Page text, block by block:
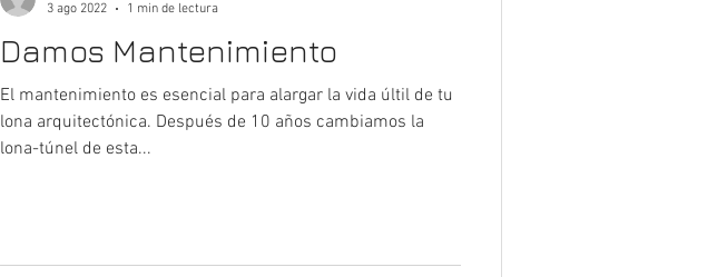
Damos Mantenimiento
El mantenimiento es esencial para alargar la vida últil de tu
lona arquitectónica. Después de 10 años cambiamos la
lona-túnel de esta...
3 ago 2022
1 min de lectura